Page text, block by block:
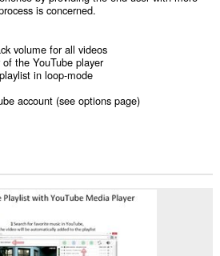
is concerned.
volume for all videos
the YouTube player
in loop-mode
account (see options page)